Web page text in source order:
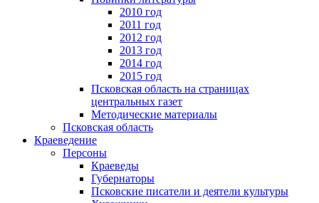
2010 год
2011 год
2012 год
2013 год
2014 год
2015 год
Псковская область на страницах
центральных газет
Методические материалы
Псковская область
Краеведение
Персоны
Краеведы
Губернаторы
Псковские писатели и деятели культуры